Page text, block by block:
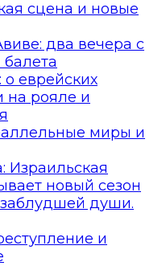
сцена и новые
два вечера с
еврейских
на рояле и
миры и
Израильская
новый сезон
души.
и